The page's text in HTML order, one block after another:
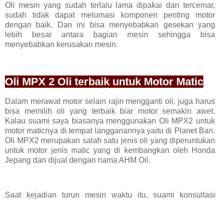
Oli mesin yang sudah terlalu lama dipakai dan tercemar,
sudah tidak dapat melumasi komponen penting motor
dengan baik. Dan ini bisa menyebabkan gesekan yang
lebih besar antara bagian mesin sehingga bisa
menyebabkan kerusakan mesin.
Oli MPX 2 Oli terbaik untuk Motor Matic
Dalam merawat motor selain rajin mengganti oli, juga harus
bisa memilih oli yang terbaik biar motor semakin awet.
Kalau suami saya biasanya menggunakan Oli MPX2 untuk
motor maticnya di tempat langganannya yaitu di Planet Ban.
Oli MPX2 merupakan salah satu jenis oli yang diperuntukan
untuk motor jenis matic yang di kembangkan oleh Honda
Jepang dan dijual dengan nama AHM Oil.
Saat kejadian turun mesin waktu itu, suami konsultasi